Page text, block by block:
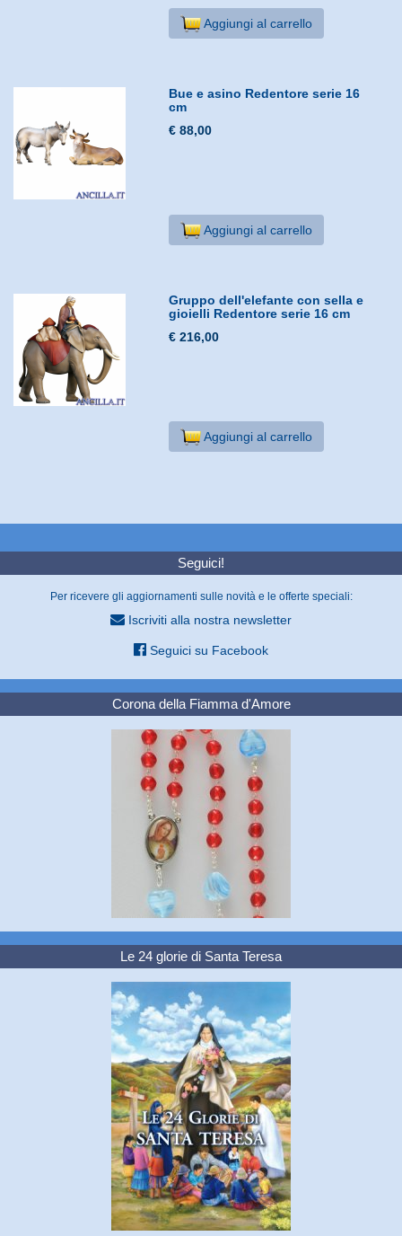
Aggiungi al carrello
Bue e asino Redentore serie 16
cm
€ 88,00
Aggiungi al carrello
Gruppo dell'elefante con sella e
gioielli Redentore serie 16 cm
€ 216,00
Aggiungi al carrello
Seguici!
Per ricevere gli aggiornamenti sulle novità e le offerte speciali:
Iscriviti alla nostra newsletter
Seguici su Facebook
Corona della Fiamma d'Amore
Le 24 glorie di Santa Teresa